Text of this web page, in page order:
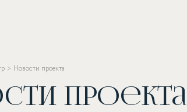
Новости проекта
проекта